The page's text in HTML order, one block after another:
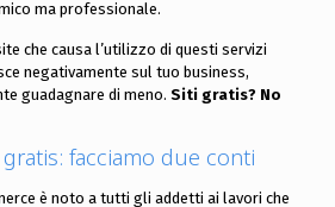
ma professionale.
che causa l’utilizzo di questi servizi
negativamente sul tuo business,
guadagnare di meno. Siti gratis? No
facciamo due conti
è noto a tutti gli addetti ai lavori che